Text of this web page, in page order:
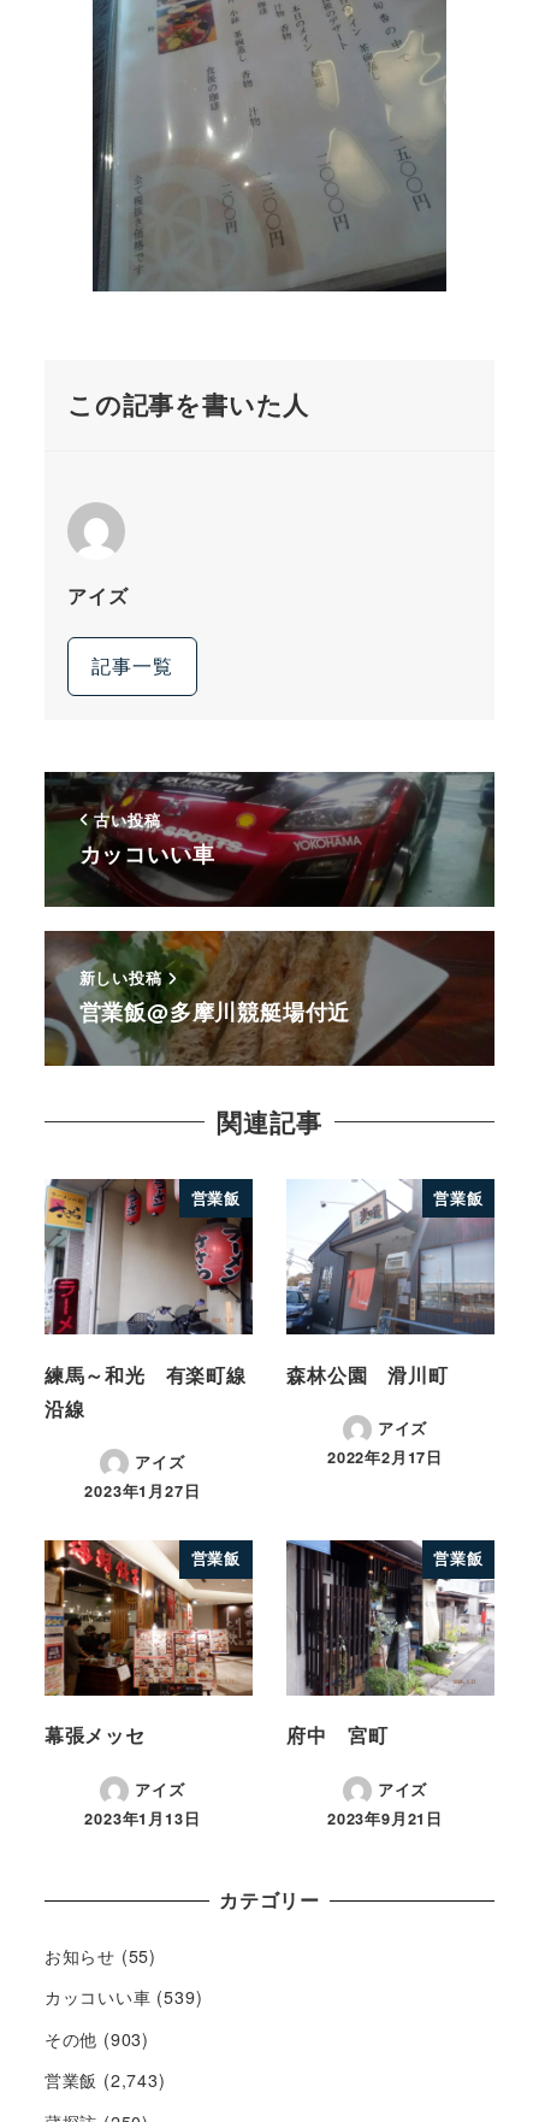
この記事を書いた人
アイズ
記事一覧
古い投稿
カッコいい車
新しい投稿
営業飯@多摩川競艇場付近
関連記事
営業飯
練馬～和光 有楽町線
沿線
アイズ
2023年1月27日
営業飯
森林公園 滑川町
アイズ
2022年2月17日
営業飯
幕張メッセ
アイズ
2023年1月13日
営業飯
府中 宮町
アイズ
2023年9月21日
カテゴリー
お知らせ (55)
カッコいい車 (539)
その他 (903)
営業飯 (2,743)